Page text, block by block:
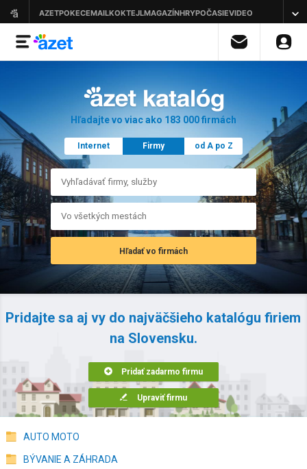
Hľadajte vo viac ako 183 000 firmách
Internet Firmy od A po Z
Pridajte sa aj vy do najväčšieho katalógu firiem
na Slovensku.
Pridať zadarmo firmu
Upraviť firmu
AUTO MOTO
BÝVANIE A ZÁHRADA